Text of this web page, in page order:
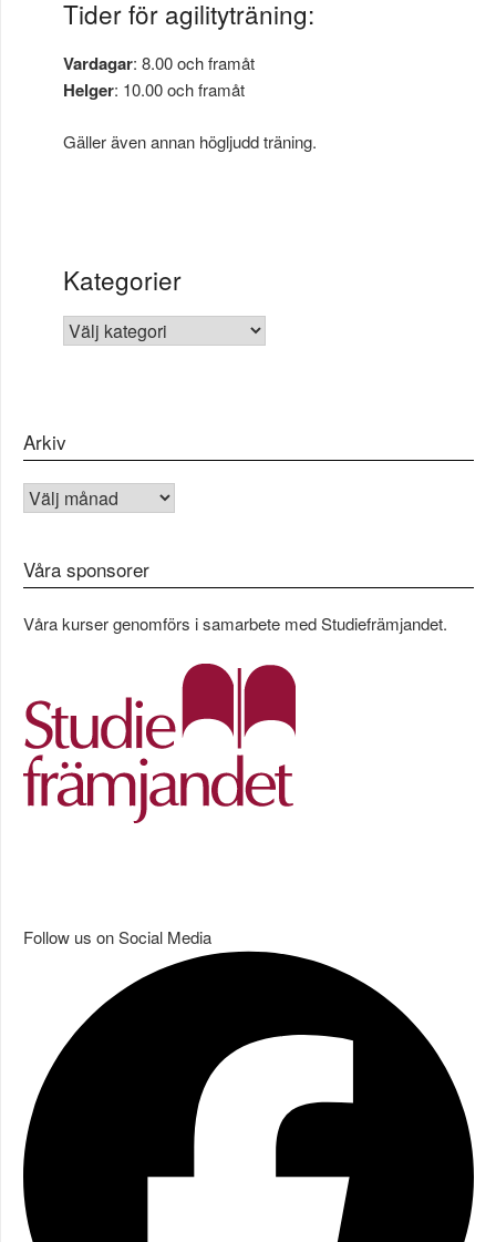
Tider för agilityträning:
Vardagar: 8.00 och framåt
Helger: 10.00 och framåt
Gäller även annan högljudd träning.
Kategorier
KATEGORIER
Arkiv
Arkiv
Våra sponsorer
Våra kurser genomförs i samarbete med Studiefrämjandet.
Follow us on Social Media